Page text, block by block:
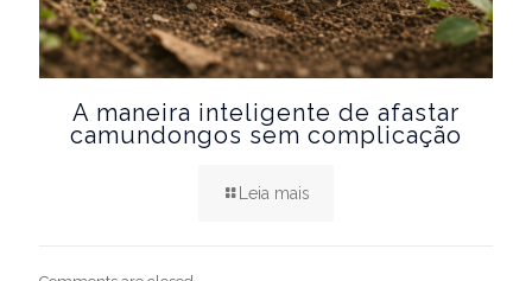
A maneira inteligente de afastar
camundongos sem complicação
Leia mais